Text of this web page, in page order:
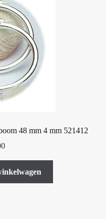
kan
gekozen
worden
op
de
productpagina
48 mm 4 mm 521412